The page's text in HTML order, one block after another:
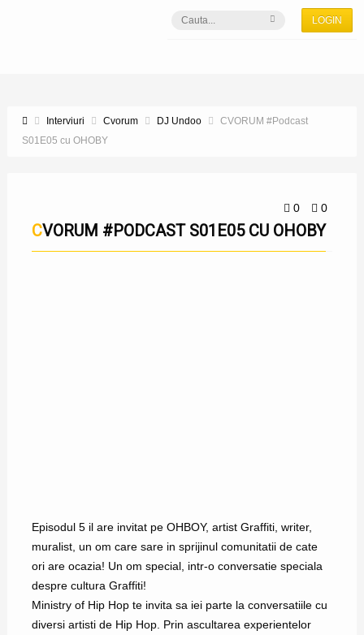
LOGIN
Interviuri Cvorum DJ Undoo
CVORUM #Podcast
S01E05 cu OHOBY
0 0
CVORUM #PODCAST S01E05 CU OHOBY
Episodul 5 il are invitat pe OHBOY, artist Graffiti, writer,
muralist, un om care sare in sprijinul comunitatii de cate
ori are ocazia! Un om special, intr-o conversatie speciala
despre cultura Graffiti!
Ministry of Hip Hop te invita sa iei parte la conversatiile cu
diversi artisti de Hip Hop. Prin ascultarea experientelor